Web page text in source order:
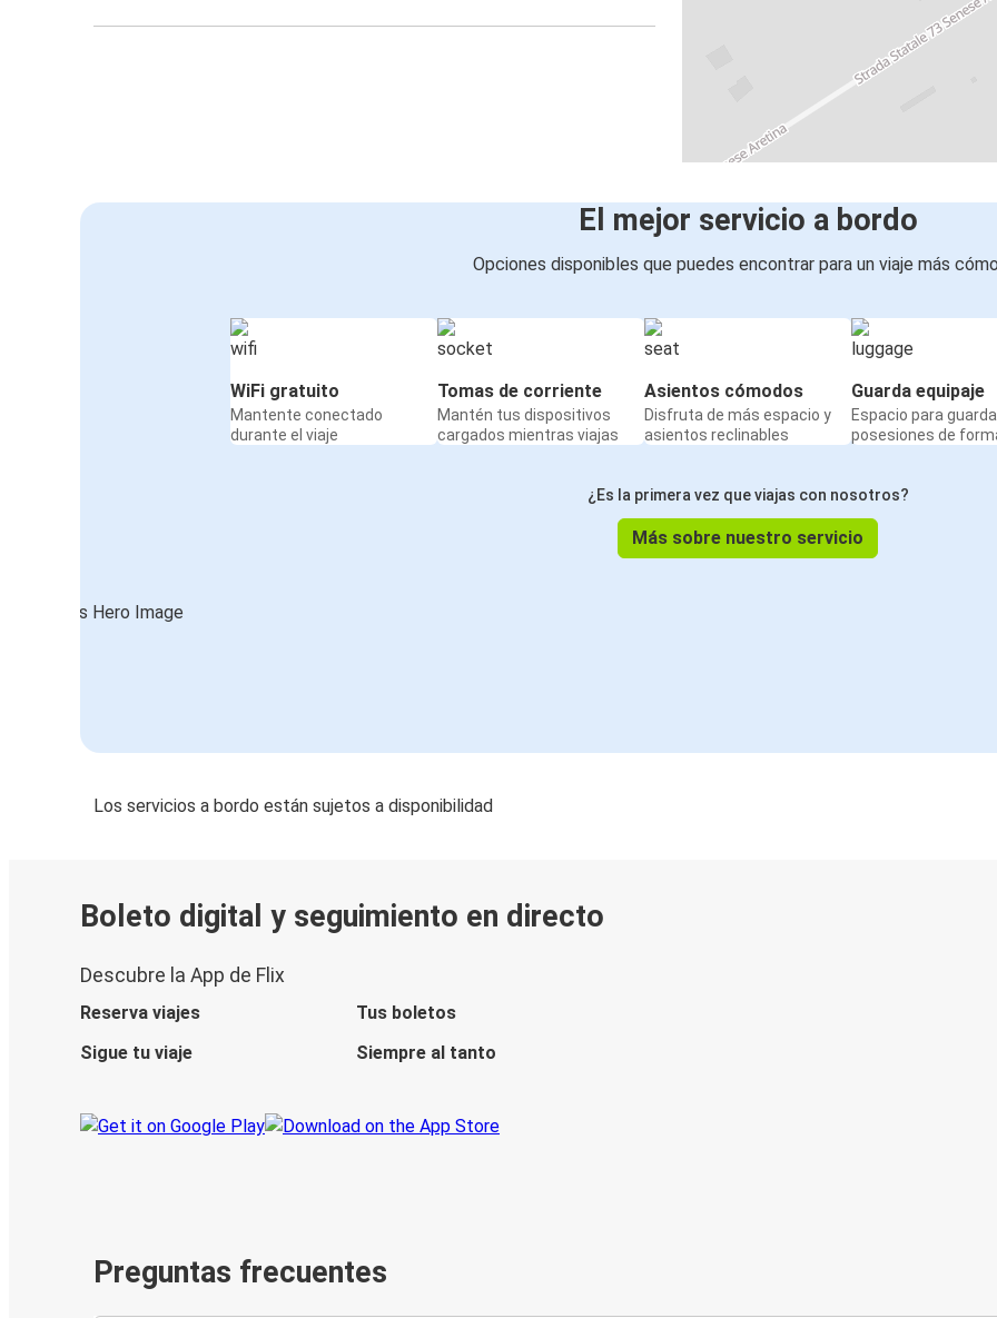
El mejor servicio a bordo
Opciones disponibles que puedes encontrar para un viaje más
WiFi gratuito
Mantente conectado
durante el viaje
Tomas de corriente
Mantén tus dispositivos
cargados mientras viajas
Asientos cómodos
Disfruta de más espacio y
asientos reclinables
Guarda equipaje
Espacio para
posesiones de
¿Es la primera vez que viajas con nosotros?
Más sobre nuestro servicio
Los servicios a bordo están sujetos a disponibilidad
Boleto digital y seguimiento en directo
Descubre la App de Flix
Reserva viajes
Tus boletos
Sigue tu viaje
Siempre al tanto
Preguntas frecuentes